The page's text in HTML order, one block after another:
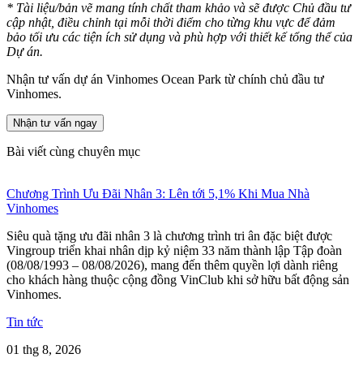
* Tài liệu/bản vẽ mang tính chất tham khảo và sẽ được Chủ đầu tư
cập nhật, điều chỉnh tại mỗi thời điểm cho từng khu vực để đảm
bảo tối ưu các tiện ích sử dụng và phù hợp với thiết kế tổng thể của
Dự án.
Nhận tư vấn dự án Vinhomes Ocean Park từ chính chủ đầu tư
Vinhomes.
Nhận tư vấn ngay
Bài viết cùng chuyên mục
Chương Trình Ưu Đãi Nhân 3: Lên tới 5,1% Khi Mua Nhà
Vinhomes
Siêu quà tặng ưu đãi nhân 3 là chương trình tri ân đặc biệt được
Vingroup triển khai nhân dịp kỷ niệm 33 năm thành lập Tập đoàn
(08/08/1993 – 08/08/2026), mang đến thêm quyền lợi dành riêng
cho khách hàng thuộc cộng đồng VinClub khi sở hữu bất động sản
Vinhomes.
Tin tức
01 thg 8, 2026